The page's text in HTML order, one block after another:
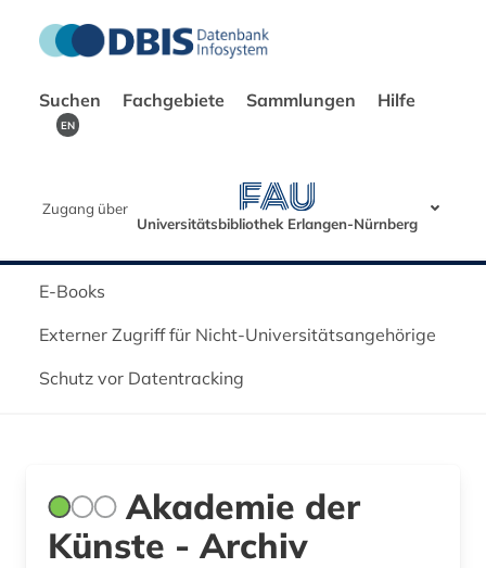
Suchen Fachgebiete Sammlungen Hilfe
EN
Zugang über
Universitätsbibliothek Erlangen-Nürnberg
E-Books
Externer Zugriff für Nicht-Universitätsangehörige
Schutz vor Datentracking
Akademie der
Künste - Archiv